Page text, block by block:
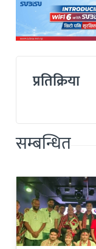
प्रतिक्रिया
सम्बन्धित